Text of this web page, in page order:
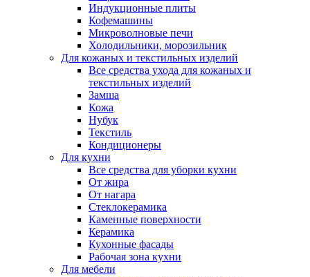
Индукционные плиты
Кофемашины
Микроволновые печи
Холодильники, морозильник
Для кожаных и текстильных изделий
Все средства ухода для кожаных и
текстильных изделий
Замша
Кожа
Нубук
Текстиль
Кондиционеры
Для кухни
Все средства для уборки кухни
От жира
От нагара
Стеклокерамика
Каменные поверхности
Керамика
Кухонные фасады
Рабочая зона кухни
Для мебели